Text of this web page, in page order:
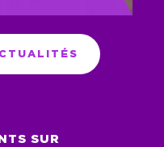
SUR